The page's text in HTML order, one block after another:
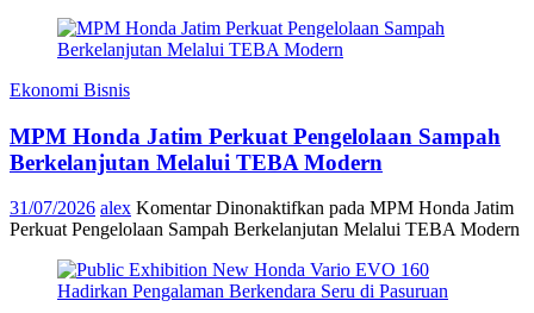
Ekonomi Bisnis
MPM Honda Jatim Perkuat Pengelolaan Sampah
Berkelanjutan Melalui TEBA Modern
31/07/2026 alex Komentar Dinonaktifkan pada MPM Honda Jatim
Perkuat Pengelolaan Sampah Berkelanjutan Melalui TEBA Modern